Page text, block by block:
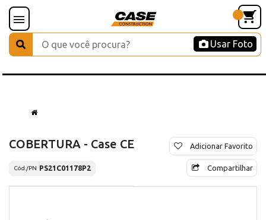
Usar Foto
COBERTURA - Case CE
Cód./PN PS21C01178P2
Adicionar Favorito
Compartilhar